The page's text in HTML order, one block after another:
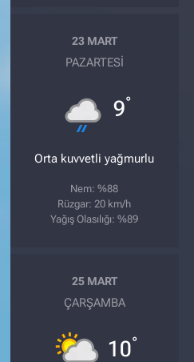
23 MART
PAZARTESI
9°
Orta kuvvetli yağmurlu
Nem: %88
Rüzgar: 20 km/h
Yağış Olasılığı: %89
25 MART
ÇARŞAMBA
10°